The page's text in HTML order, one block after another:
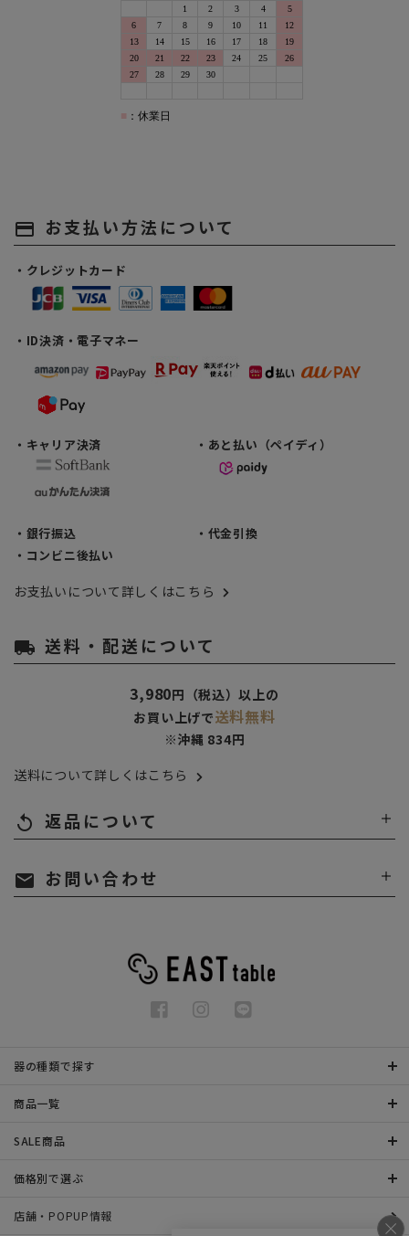
payment お支払い方法について
・クレジットカード
・ID決済・電子マネー
・キャリア決済 ・あと払い（ペイディ）
・銀行振込
・代金引換
・コンビニ後払い
お支払いについて詳しくはこちら
local_shipping 送料・配送について
3,980円（税込）以上の
お買い上げで送料無料
※沖縄 834円
送料について詳しくはこちら
replay 返品について
mail お問い合わせ
器の種類で探す
商品一覧
SALE商品
価格別で選ぶ
店舗・POPUP情報